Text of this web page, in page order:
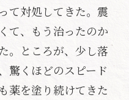
て対処してきた。震
て、もう治ったのか
。ところが、少し落
驚くほどのスピード
薬を塗り続けてきた